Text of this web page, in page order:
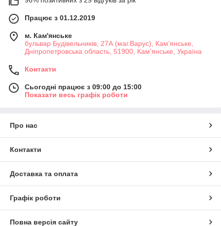
Працює з 01.12.2019
м. Кам'янське
бульвар Будівельників, 27А (маг.Варус), Кам’янське,
Дніпропетровська область, 51900, Кам'янське, Україна
Контакти
Сьогодні працює з 09:00 до 15:00
Показати весь графік роботи
Про нас
Контакти
Доставка та оплата
Графік роботи
Повна версія сайту